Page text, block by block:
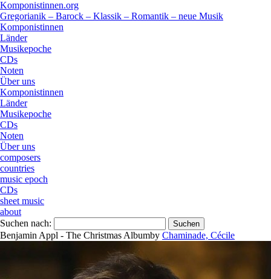
Komponistinnen.org
Gregorianik – Barock – Klassik – Romantik – neue Musik
Komponistinnen
Länder
Musikepoche
CDs
Noten
Über uns
Komponistinnen
Länder
Musikepoche
CDs
Noten
Über uns
composers
countries
music epoch
CDs
sheet music
about
Suchen nach:
Benjamin Appl - The Christmas Albumby Chaminade, Cécile